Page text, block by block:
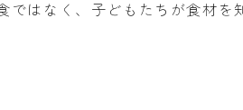
ではなく、子どもたちが食材